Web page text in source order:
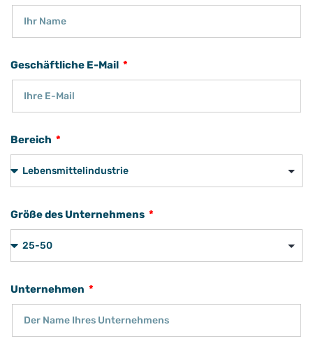
Geschäftliche E-Mail
Bereich
Größe des Unternehmens
Unternehmen